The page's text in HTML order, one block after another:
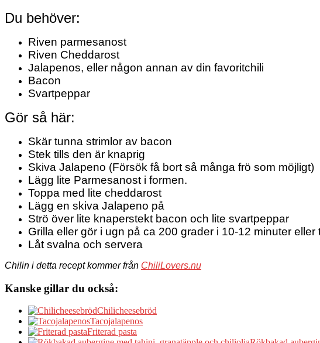
Du behöver:
Riven parmesanost
Riven Cheddarost
Jalapenos, eller någon annan av din favoritchili
Bacon
Svartpeppar
Gör så här:
Skär tunna strimlor av bacon
Stek tills den är knaprig
Skiva Jalapeno (Försök få bort så många frö som möjligt)
Lägg lite Parmesanost i formen.
Toppa med lite cheddarost
Lägg en skiva Jalapeno på
Strö över lite knaperstekt bacon och lite svartpeppar
Grilla eller gör i ugn på ca 200 grader i 10-12 minuter eller
Låt svalna och servera
Chilin i detta recept kommer från ChiliLovers.nu
Kanske gillar du också:
Chilicheesebröd
Tacojalapenos
Friterad pasta